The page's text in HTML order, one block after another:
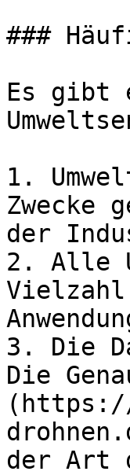
###
Es gibt
1.
Zwecke
der
2. Alle
3. Die
Die
(https://
der Art